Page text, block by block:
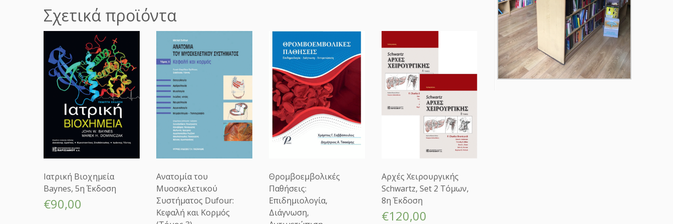
τ
ρ
κ
ή,
η
ο
σ
η
(Ν
Σχετικά προϊόντα
Ιατρική Βιοχημεία
Baynes, 5η Έκδοση
€90,00
Ανατομία του
Μυοσκελετικού
Συστήματος Dufour:
Κεφαλή και Κορμός
Θρομβοεμβολικές
Παθήσεις:
Επιδημιολογία,
Διάγνωση,
Αρχές Χειρουργικής
Schwartz, Set 2 Τόμων,
8η Έκδοση
€120,00